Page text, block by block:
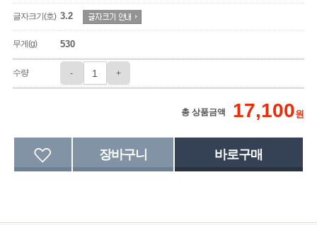
글자크기(호) 3.2
무게(g) 530
수량 - +
총 상품금액 17,100원